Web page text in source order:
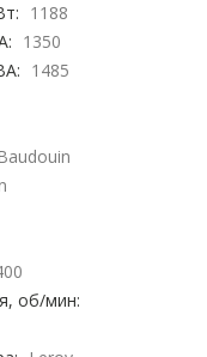
1188
1350
1485
Baudouin
об/мин: